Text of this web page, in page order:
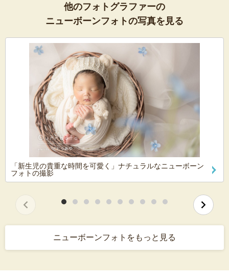
他のフォトグラファーの
ニューボーンフォトの写真を見る
「新生児の貴重な時間を可愛く」ナチュラルなニューボーン
フォトの撮影
ニューボーンフォトをもっと見る